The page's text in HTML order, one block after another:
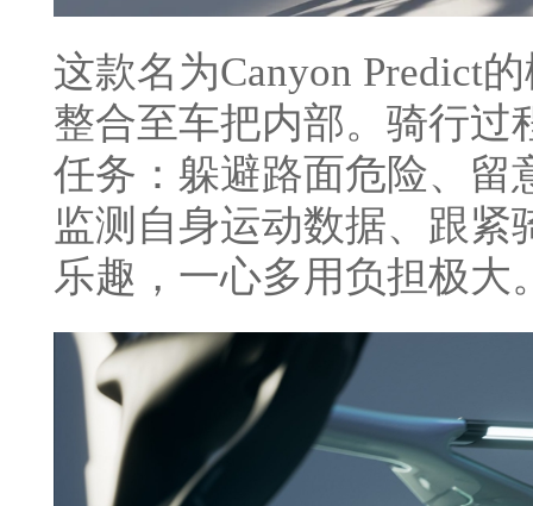
这款名为Canyon Predict
整合至车把内部。骑行过
任务：躲避路面危险、留
监测自身运动数据、跟
乐趣，一心多用负担极大